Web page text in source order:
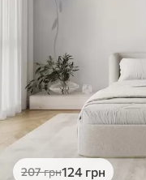
207грн124 грн